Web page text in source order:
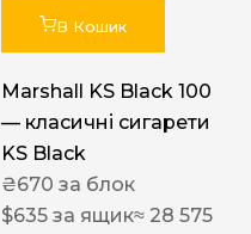
В Кошик
Marshall KS Black 100
— класичні сигарети
KS Black
₴670 за блок
$635 за ящик≈ 28 575